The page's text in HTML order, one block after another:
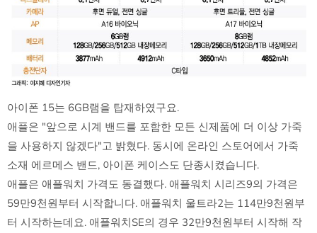
아이폰 15는 6GB램을 탑재하였구요.
애플은 "앞으로 시계 밴드를 포함한 모든 신제품에 더 이상 가죽
을 사용하지 않겠다"고 밝혔다. 동시에 온라인 스토어에서 가죽
소재 에르메스 밴드, 아이폰 케이스도 단종시켰습니다.
애플은 애플워치 가격도 동결했다. 애플워치 시리즈9의 가격은
59만9천원부터 시작합니다. 애플워치 울트라2는 114만9천원부
터 시작하는데요. 애플워치SE의 경우 32만9천원부터 시작해 작